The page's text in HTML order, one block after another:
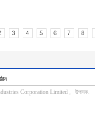
3 4 5 6 7 8